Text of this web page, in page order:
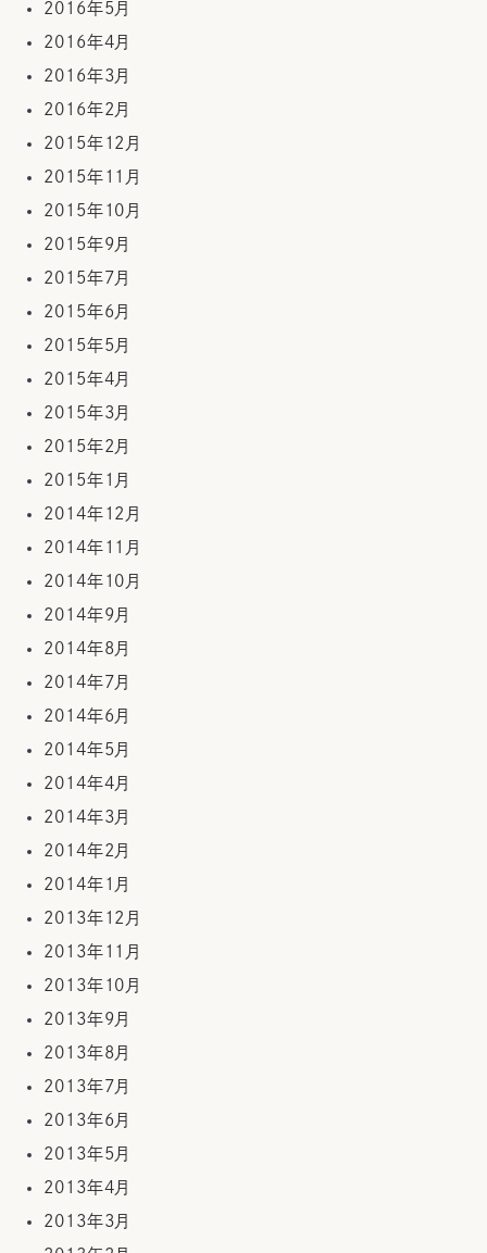
2016年5月
2016年4月
2016年3月
2016年2月
2015年12月
2015年11月
2015年10月
2015年9月
2015年7月
2015年6月
2015年5月
2015年4月
2015年3月
2015年2月
2015年1月
2014年12月
2014年11月
2014年10月
2014年9月
2014年8月
2014年7月
2014年6月
2014年5月
2014年4月
2014年3月
2014年2月
2014年1月
2013年12月
2013年11月
2013年10月
2013年9月
2013年8月
2013年7月
2013年6月
2013年5月
2013年4月
2013年3月